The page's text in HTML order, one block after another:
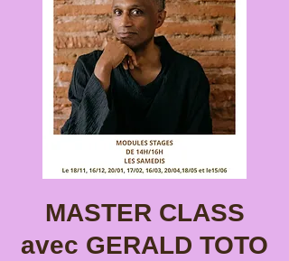
MASTER CLASS
avec GERALD TOTO